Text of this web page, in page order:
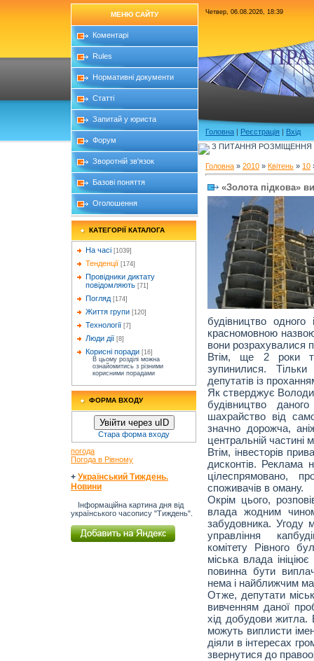
МЕНЮ САЙТУ
Коментарі
Rules
Нормативні документи
Статті
Запитай у юриста
Форум
Зворотній зв'язок
Базові поняття
Оголошення
КАТЕГОРІЇ КАТАЛОГА
На часі [1039]
Тенденції [174]
Провідники диктату
повідомляють [71]
Погляд [174]
Життя групи [120]
Технології [7]
Люди дії [8]
Корисні поради [16]
В цьому розділі можна
ознайомитись з різними
корисними порадами
ФОРМА ВХОДУ
Увійти через uID
Стара форма входу
погода
Погода в Рівному
+ Український Тиждень.
Новини
Інформаційна картина дня від
українського часопису "Тиждень".
Четвер, 06.08.2026, 18:39
Головна | Реєстрація | Вхід
З ПИТАННЯ РОЗМІЩЕННЯ
Головна » 2010 » Квітень » 10
«Золота підкова»
будівництво одного
красномовною
вони розрахувалися
Втім, ще 2 роки
зупинилися.
депутатів із
Як стверджує
будівництво
шахрайство від
значно дорожча,
центральній частині
Втім, інвесторів
дисконтів. Реклама
цілеспрямовано,
споживачів в оману.
Окрім цього,
влада жодним
забудовника. Угоду
управління
комітету Рівного
міська влада
повинна бути
нема і найближчим
Отже, депутати
вивченням даної
хід добудови житла.
можуть виплисти
діяли в інтересах
звернутися до